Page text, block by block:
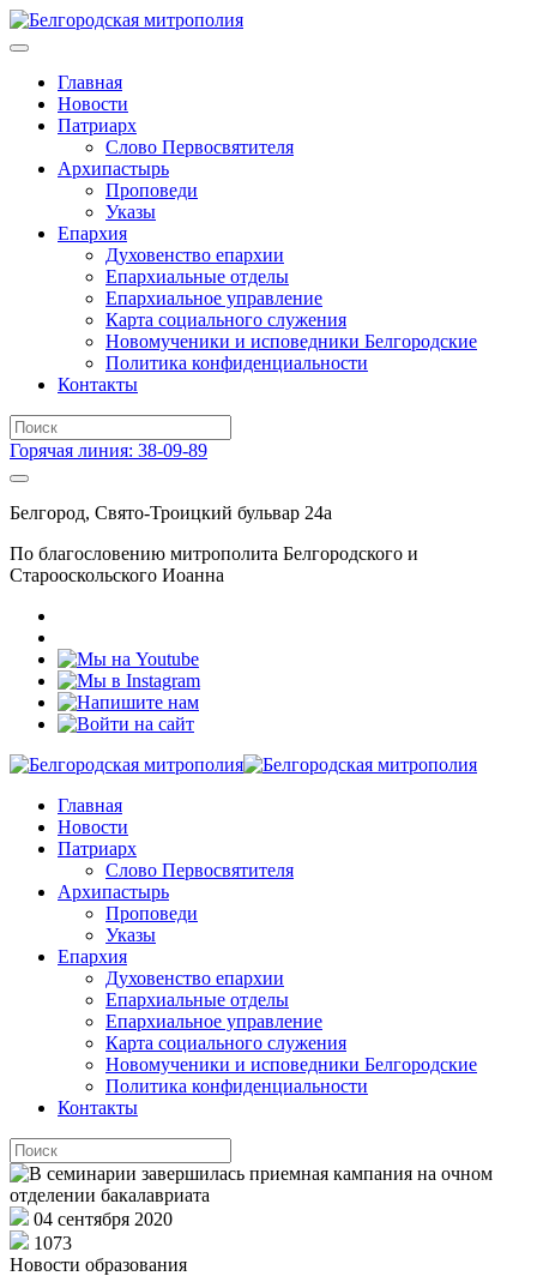
Главная
Новости
Патриарх
Слово Первосвятителя
Архипастырь
Проповеди
Указы
Епархия
Духовенство епархии
Епархиальные отделы
Епархиальное управление
Карта социального служения
Новомученики и исповедники Белгородские
Политика конфиденциальности
Контакты
Горячая линия: 38-09-89
Белгород, Свято-Троицкий бульвар 24а
По благословению митрополита Белгородского и
Старооскольского Иоанна
Главная
Новости
Патриарх
Слово Первосвятителя
Архипастырь
Проповеди
Указы
Епархия
Духовенство епархии
Епархиальные отделы
Епархиальное управление
Карта социального служения
Новомученики и исповедники Белгородские
Политика конфиденциальности
Контакты
04 сентября 2020
1073
Новости образования